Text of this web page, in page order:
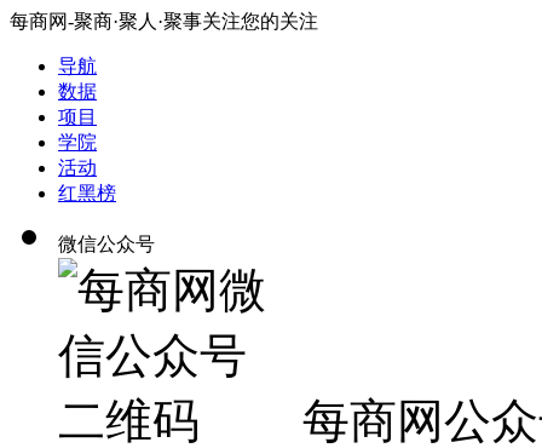
每商网-聚商·聚人·聚事关注您的关注
导航
数据
项目
学院
活动
红黑榜
微信公众号
每商网公